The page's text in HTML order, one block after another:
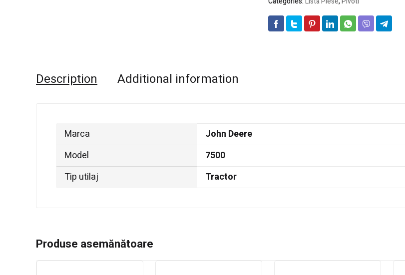
Description Additional information
Marca
John Deere
Model
7500
Tip utilaj
Tractor
Produse asemănătoare